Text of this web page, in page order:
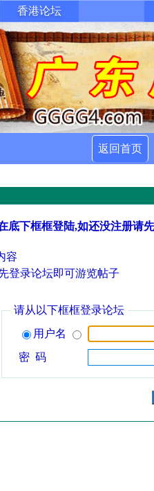
香港论坛
返回首页
底下框框登陆,如还没注册请
容
登录论坛即可游览帖子
请从以下框框登录论坛
用户名
密 码